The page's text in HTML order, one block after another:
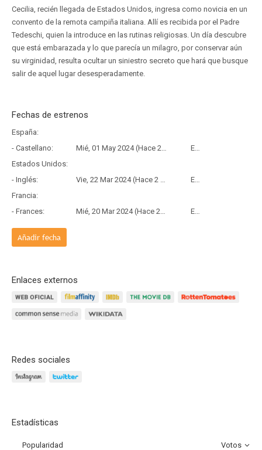
Cecilia, recién llegada de Estados Unidos, ingresa como novicia en un
convento de la remota campiña italiana. Allí es recibida por el Padre
Tedeschi, quien la introduce en las rutinas religiosas. Un día descubre
que está embarazada y lo que parecía un milagro, por conservar aún
su virginidad, resulta ocultar un siniestro secreto que hará que busque
salir de aquel lugar desesperadamente.
Fechas de estrenos
España:
- Castellano:
Mié, 01 May 2024 (Hace 2 años y 3 meses)
Estreno
Estados Unidos:
- Inglés:
Vie, 22 Mar 2024 (Hace 2 años y 4 meses)
Estreno
Francia:
- Frances:
Mié, 20 Mar 2024 (Hace 2 años y 4 meses) Estreno
Añadir fecha
Enlaces externos
Redes sociales
Estadísticas
Popularidad Votos